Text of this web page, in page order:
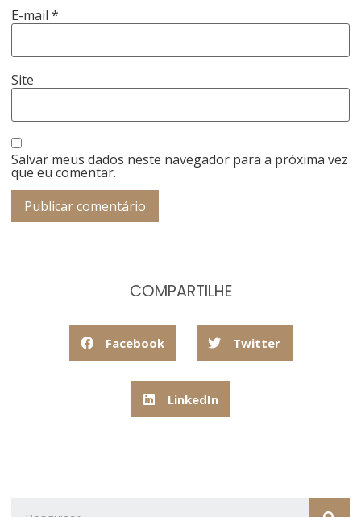
E-mail*
Site
Salvar meus dados neste navegador para a próxima vez
que eu comentar.
COMPARTILHE
Facebook Twitter
LinkedIn